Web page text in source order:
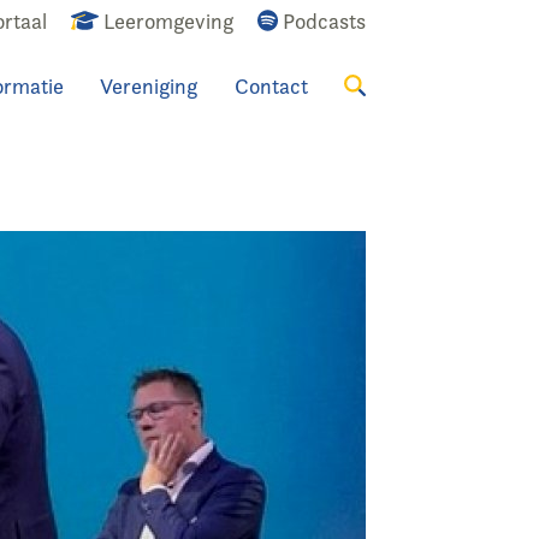
Leeromgeving Podcasts
Vereniging Contact